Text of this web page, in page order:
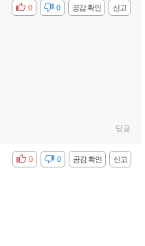
신고
공감 확인
비공감 0
0
답글
신고
공감 확인
비공감 0
0